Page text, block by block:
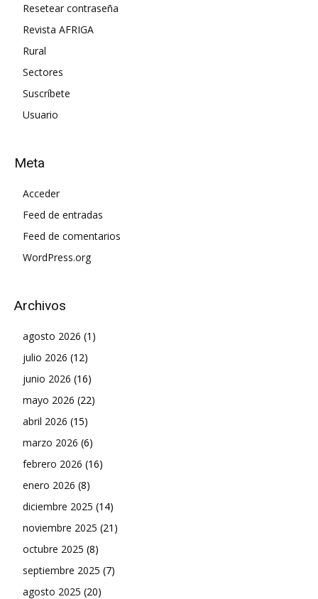
Resetear contraseña
Revista AFRIGA
Rural
Sectores
Suscríbete
Usuario
Meta
Acceder
Feed de entradas
Feed de comentarios
WordPress.org
Archivos
agosto 2026 (1)
julio 2026 (12)
junio 2026 (16)
mayo 2026 (22)
abril 2026 (15)
marzo 2026 (6)
febrero 2026 (16)
enero 2026 (8)
diciembre 2025 (14)
noviembre 2025 (21)
octubre 2025 (8)
septiembre 2025 (7)
agosto 2025 (20)